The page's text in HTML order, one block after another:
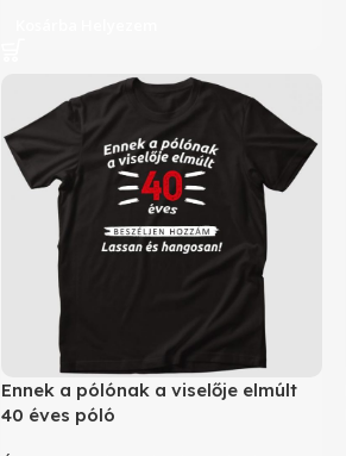
Ennek a pólónak a viselője elmúlt
40 éves póló